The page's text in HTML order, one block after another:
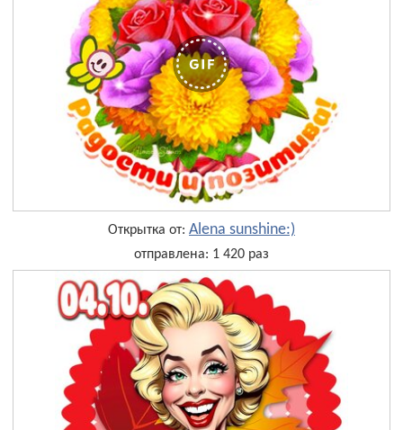
Открытка от: Alena sunshine:)
отправлена: 1 420 раз